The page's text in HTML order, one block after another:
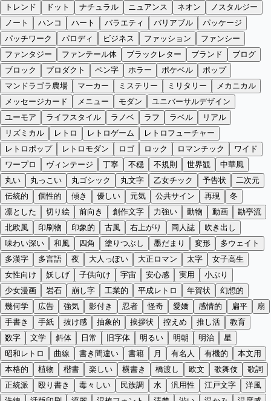
トレンド
ドット ナチュラル ニュアンス ネオン
ノスタルジー
ノート
ハンコ ハート バラエティ バリアブル
パッケージ
パッチワーク
パロディ ビジネス ファッション
ファンシー
ファンタジー
ファンテール体 ブラックレター ブランド
ブログ
ブロック
プロダクト ペン字 ホラー ポケベル
ポップ
マンドラゴラ農場
マーカー ミステリー ミリタリー
メカニカル
メッセージカード
メニュー モダン
ユニバーサルデザイン
ユーモア
ライフスタイル ラノベ ラフ ラベル
リアル
リズミカル
レトロ レトロゲーム
レトロフューチャー
レトロポップ
レトロモダン ロゴ ロック ロマンチック
ワイド
ワープロ
ヴィンテージ 丁寧 不穏 不規則 世界観
中華風
丸い
丸っこい 丸ゴシック 丸文字 乙女チック 予告状
二次元
伝統的
個性的 傾き 優しい 元気 公共サイン 再現
冬
凛とした
切り絵 前向き 創作文字 力強い 動物 動画
勘亭流
北欧風
印刷物 印象的 古風 右上がり 同人誌
吹き出し
味わい深い
和風 四角 塗りつぶし 墨だまり 変形
多ウェイト
多漢字
多言語 夜 大人っぽい 大正ロマン 太字
女子高生
女性向け
妖しげ 子供向け 宇宙 安心感 実用
小ぶり
少女漫画
岩石 崩し字 工業的 平成レトロ 年賀状
幻想的
幾何学
広告 強気 影付き 忍者 怪奇 愛嬌 感情的 扁平
扇
手書き
手紙 抜け感 抽象的 挨拶状 控えめ 推し活
教育
数字
文学 斜体 日常 旧字体 明るい 明朝 明治
星
昭和レトロ
曲線 書き間違い 書籍 月 有名人 有機的
本文用
本格的
植物 楷書 楽しい 横書き 橋渡し 欧文 歌舞伎
歌詞
正統派
殴り書き 毒々しい 民族調 水 汎用性 江戸文字
洋風